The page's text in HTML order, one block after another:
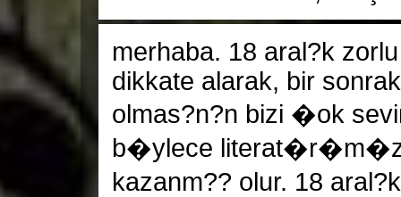
merhaba. 18 aral?k
dikkate alarak, bir
olmas?n?n bizi �ok
b�ylece literat�r�m�z
kazanm?? olur. 18